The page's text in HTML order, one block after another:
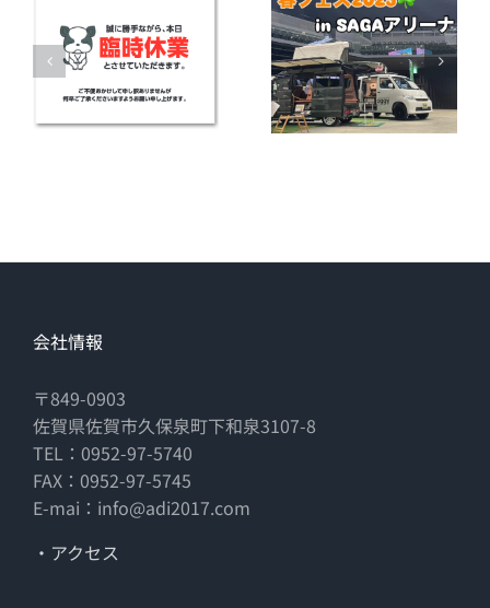
会社情報
〒849-0903
佐賀県佐賀市久保泉町下和泉3107-8
TEL：0952-97-5740
FAX：0952-97-5745
E-mai：info@adi2017.com
・アクセス